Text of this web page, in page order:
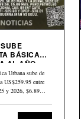
BÁSICA
AL AÑO.
GLOBAL
DESDE
Urbana sube de
US$259.95 entre
y 2026, $6.89…